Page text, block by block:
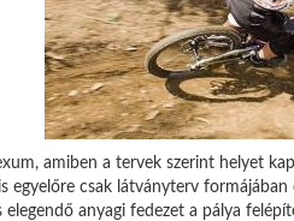
amiben a tervek szerint helyet
egyelőre csak látványterv
elegendő anyagi fedezet a pálya